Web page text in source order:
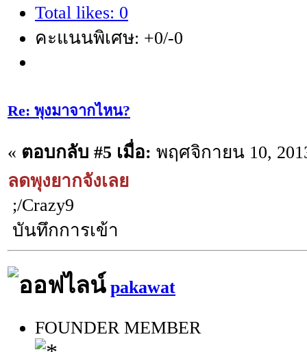
Total likes: 0
คะแนนพิเศษ: +0/-0
Re: พุงมาจากไหน?
« ตอบกลับ #5 เมื่อ: พฤศจิกายน 10,
ลดพุงยากจังเลย
;/Crazy9
บันทึกการเข้า
pakawat
FOUNDER MEMBER